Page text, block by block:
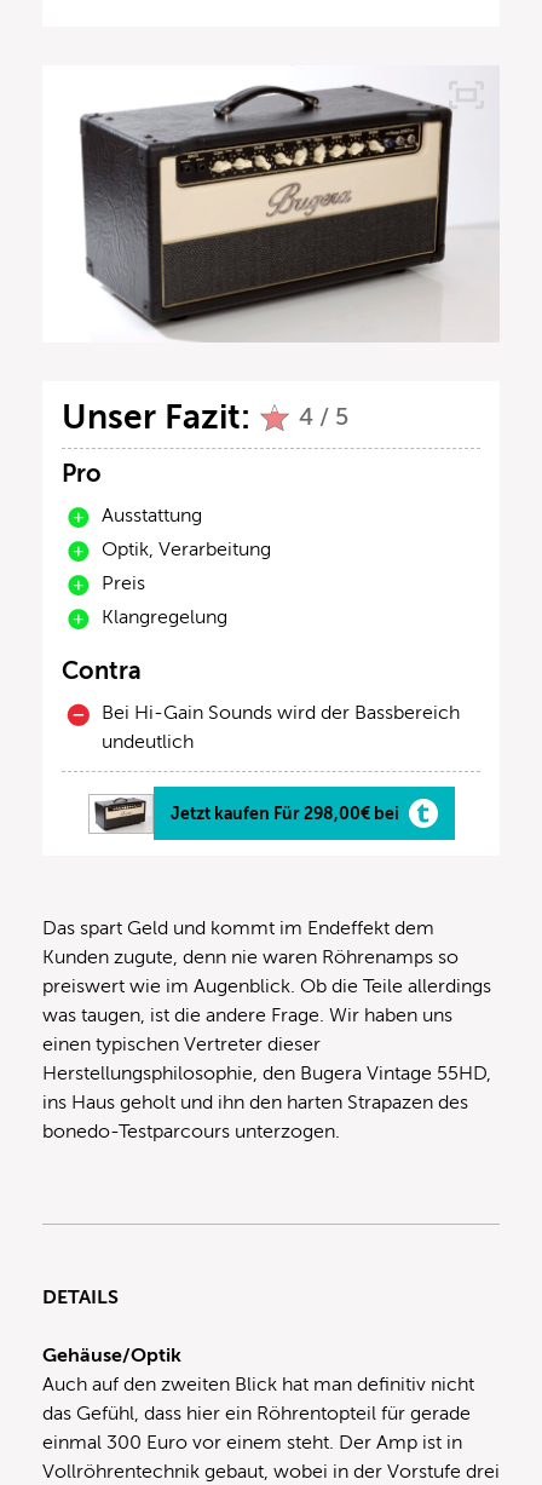
Unser Fazit: 4 / 5
Pro
Ausstattung
Optik, Verarbeitung
Preis
Klangregelung
Contra
Bei Hi-Gain Sounds wird der Bassbereich
undeutlich
Jetzt kaufen Für 298,00€ bei
Das spart Geld und kommt im Endeffekt dem
Kunden zugute, denn nie waren Röhrenamps so
preiswert wie im Augenblick. Ob die Teile allerdings
was taugen, ist die andere Frage. Wir haben uns
einen typischen Vertreter dieser
Herstellungsphilosophie, den Bugera Vintage 55HD,
ins Haus geholt und ihn den harten Strapazen des
bonedo-Testparcours unterzogen.
DETAILS
Gehäuse/Optik
Auch auf den zweiten Blick hat man definitiv nicht
das Gefühl, dass hier ein Röhrentopteil für gerade
einmal 300 Euro vor einem steht. Der Amp ist in
Vollröhrentechnik gebaut, wobei in der Vorstufe drei